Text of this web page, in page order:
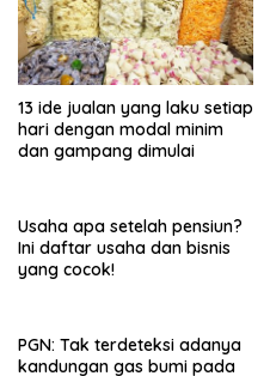
13 ide jualan yang laku setiap
hari dengan modal minim
dan gampang dimulai
Usaha apa setelah pensiun?
Ini daftar usaha dan bisnis
yang cocok!
PGN: Tak terdeteksi adanya
kandungan gas bumi pada